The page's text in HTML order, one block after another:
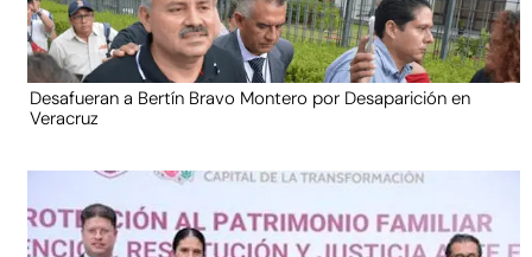
Desafueran a Bertín Bravo Montero por Desaparición en
Veracruz